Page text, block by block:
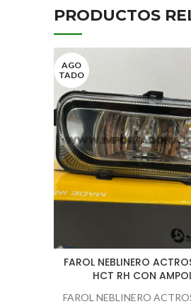
PRODUCTOS
AGO
TADO
FAROL NEBLINERO
HCT RH CON
FAROL NEBLINERO